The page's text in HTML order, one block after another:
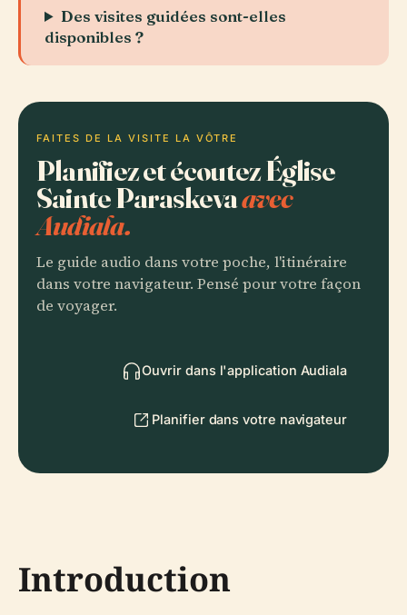
Des visites guidées sont-elles
disponibles ?
FAITES DE LA VISITE LA VÔTRE
Planifiez et écoutez Église
Sainte Paraskevaavec
Audiala.
Le guide audio dans votre poche, l'itinéraire
dans votre navigateur. Pensé pour votre façon
de voyager.
Ouvrir dans l'application Audiala
Planifier dans votre navigateur
Introduction